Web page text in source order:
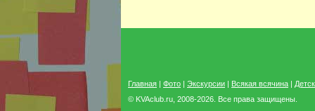
Главная | Фото | Экскурсии | Всякая всячина |
© KVAclub.ru, 2008-2026. Все права защищены.